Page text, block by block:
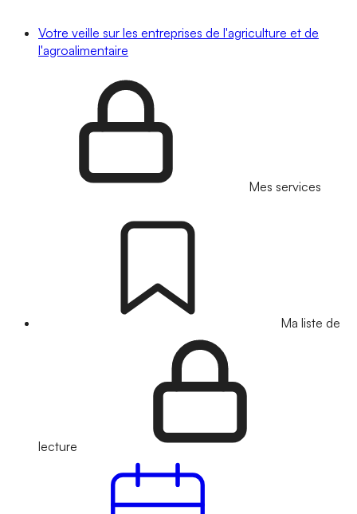
Votre veille sur les entreprises de l'agriculture et de
l'agroalimentaire
Mes services
Ma liste de
lecture